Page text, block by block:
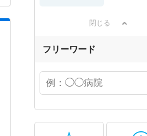
閉じる
フリーワード